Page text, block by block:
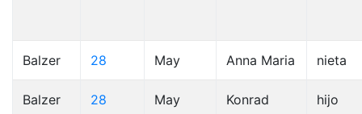
Balzer 28 May Anna Maria nieta
Balzer 28 May Konrad hijo